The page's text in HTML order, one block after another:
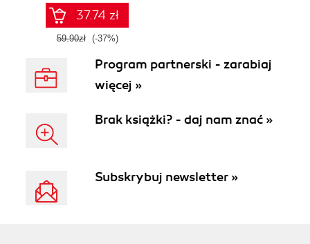
37.74 zł
59.90zł (-37%)
Program partnerski - zarabiaj
więcej »
Brak książki? - daj nam znać »
Subskrybuj newsletter »